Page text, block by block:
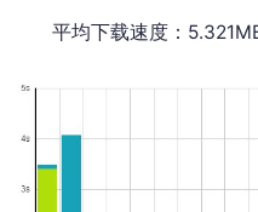
平均下载速度：